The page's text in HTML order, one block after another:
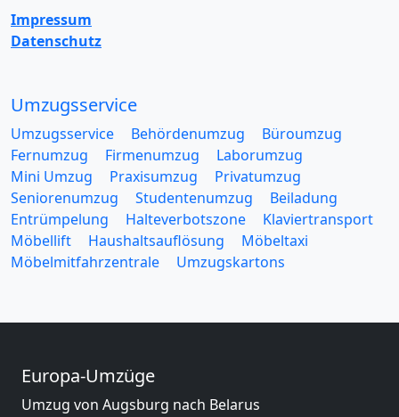
Impressum
Datenschutz
Umzugsservice
Umzugsservice Behördenumzug
Büroumzug
Fernumzug
Firmenumzug
Laborumzug
Mini Umzug
Praxisumzug
Privatumzug
Seniorenumzug
Studentenumzug
Beiladung
Entrümpelung
Halteverbotszone
Klaviertransport
Möbellift
Haushaltsauflösung
Möbeltaxi
Möbelmitfahrzentrale
Umzugskartons
Europa-Umzüge
Umzug von Augsburg nach Belarus